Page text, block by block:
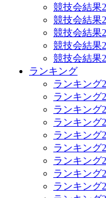
競技会結果
競技会結果
競技会結果
競技会結果
競技会結果
ランキング
ランキング
ランキング
ランキング
ランキング
ランキング
ランキング
ランキング
ランキング
ランキング